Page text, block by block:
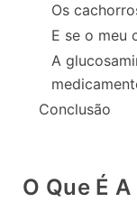
Os
E se o meu
A
Conclusão
O Que É